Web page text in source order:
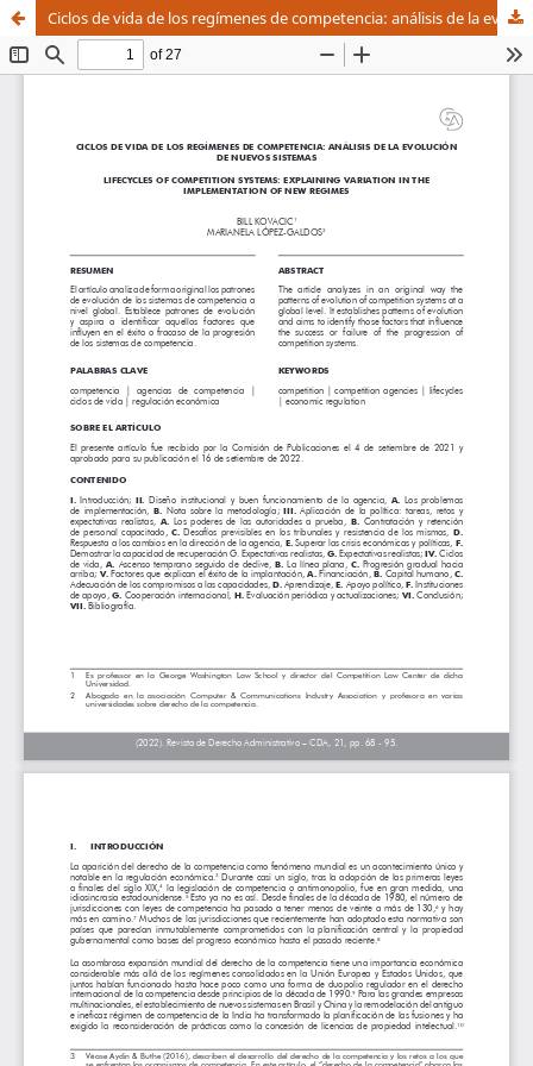
Ciclos de vida de los regímenes de competencia: análisis de la evolución de nuevos sistemas